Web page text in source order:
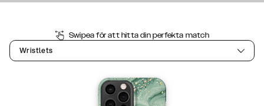
Swipea för att hitta din perfekta match
Wristlets